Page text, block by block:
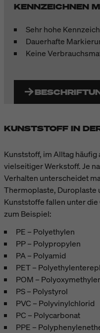
KENNZEICHNEN
Sehr hohe
Dauerhafte
Keine
KUNSTSTOFF IN
Kunststoff, im Alltag
vielseitiger Werkstoff. Je
Verhalten unterscheidet
Thermoplaste, Duroplaste
Kunststoffe fallen unter
zum Beispiel:
PE – Polyethylen
PP – Polypropylen
PA – Polyamid
PET –
POM –
PS – Polystyrol
PVC – Polyvinylchlorid
PC – Polycarbonat
PPE –